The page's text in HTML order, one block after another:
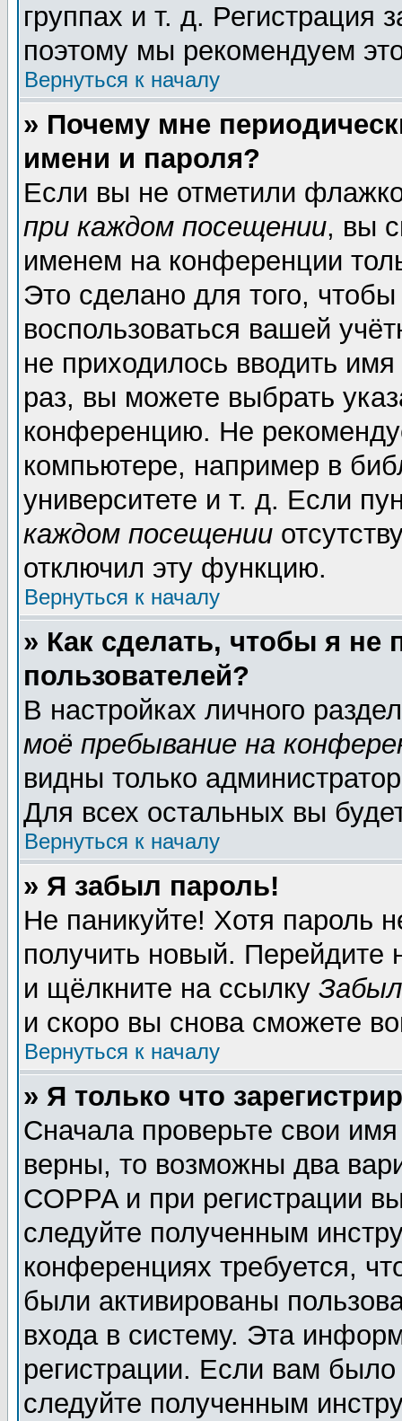
группах и т. д. Регистрация
поэтому мы рекомендуем
Вернуться к началу
» Почему мне
имени и пароля?
Если вы не отметили
при каждом посещении, вы
именем на конференции
Это сделано для того, чтобы
воспользоваться вашей
не приходилось вводить
раз, вы можете выбрать
конференцию. Не
компьютере, например в
университете и т. д. Если
каждом посещении
отключил эту функцию.
Вернуться к началу
» Как сделать, чтобы я не
пользователей?
В настройках личного
моё пребывание на
видны только
Для всех остальных вы
Вернуться к началу
» Я забыл пароль!
Не паникуйте! Хотя пароль
получить новый. Перейдите
и щёлкните на ссылку
и скоро вы снова сможете
Вернуться к началу
» Я только что
Сначала проверьте свои
верны, то возможны два
COPPA и при регистрации
следуйте полученным
конференциях требуется,
были активированы
входа в систему. Эта
регистрации. Если вам
следуйте полученным